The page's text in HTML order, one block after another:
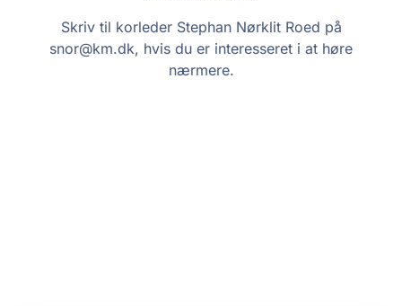
Skriv til korleder Stephan Nørklit Roed på
snor@km.dk, hvis du er interesseret i at høre
nærmere.